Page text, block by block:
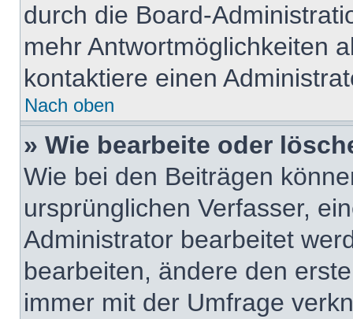
durch die Board-
mehr Antwortmöglichkeiten
kontaktiere einen
Nach oben
» Wie bearbeite oder
Wie bei den Beiträgen
ursprünglichen Verfasser,
Administrator bearbeitet
bearbeiten, ändere den
immer mit der Umfrage